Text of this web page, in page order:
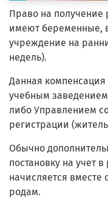
Право на
имеют беременные,
учреждение на
недель).
Данная компенсация
учебным
либо Управлением
регистрации
Обычно
постановку на учет
начисляется
родам.